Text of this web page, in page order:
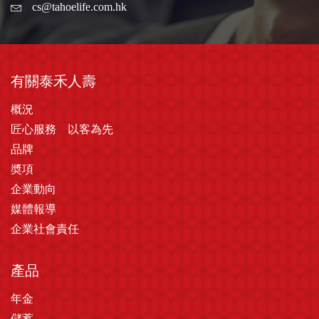
cs@tahoelife.com.hk
有關泰禾人壽
概況
匠心服務 以客為先
品牌
奬項
企業動向
媒體報導
企業社會責任
產品
年金